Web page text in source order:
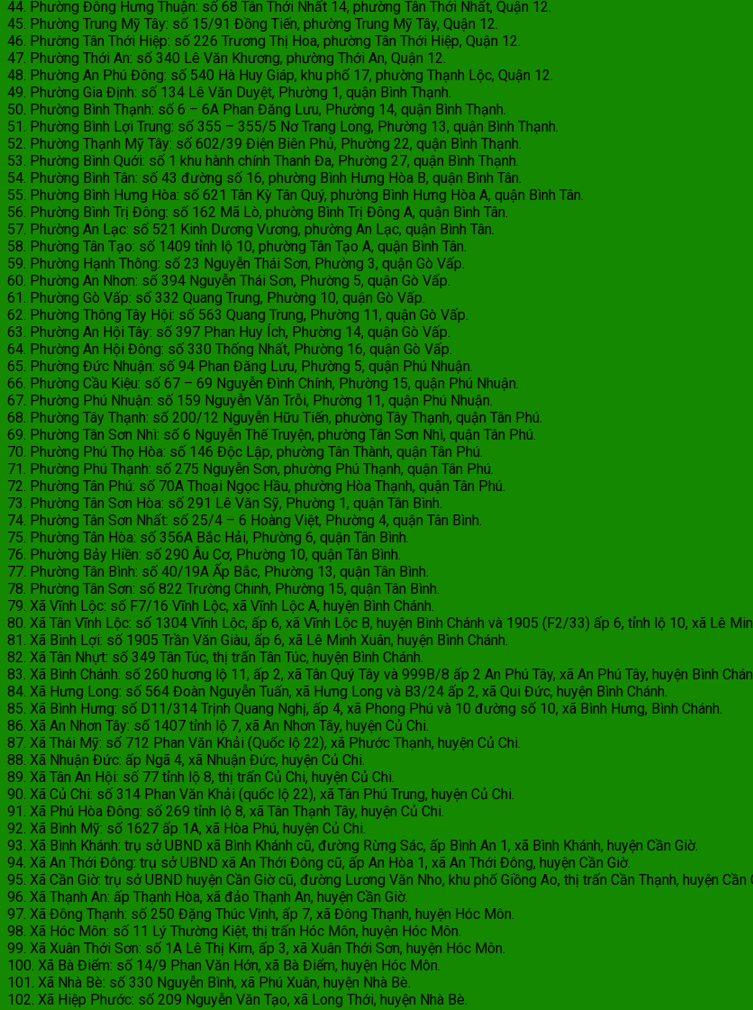
44. Phường Đông Hưng Thuận: số 68 Tân Thới Nhất 14, phường Tân Thới Nhất, Quận 12.
45. Phường Trung Mỹ Tây: số 15/91 Đồng Tiến, phường Trung Mỹ Tây, Quận 12.
46. Phường Tân Thới Hiệp: số 226 Trương Thị Hoa, phường Tân Thới Hiệp, Quận 12.
47. Phường Thới An: số 340 Lê Văn Khương, phường Thới An, Quận 12.
48. Phường An Phú Đông: số 540 Hà Huy Giáp, khu phố 17, phường Thạnh Lộc, Quận 12.
49. Phường Gia Định: số 134 Lê Văn Duyệt, Phường 1, quận Bình Thạnh.
50. Phường Bình Thạnh: số 6 – 6A Phan Đăng Lưu, Phường 14, quận Bình Thạnh.
51. Phường Bình Lợi Trung: số 355 – 355/5 Nơ Trang Long, Phường 13, quận Bình Thạnh.
52. Phường Thạnh Mỹ Tây: số 602/39 Điện Biên Phủ, Phường 22, quận Bình Thạnh.
53. Phường Bình Quới: số 1 khu hành chính Thanh Đa, Phường 27, quận Bình Thạnh.
54. Phường Bình Tân: số 43 đường số 16, phường Bình Hưng Hòa B, quận Bình Tân.
55. Phường Bình Hưng Hòa: số 621 Tân Kỳ Tân Quý, phường Bình Hưng Hòa A, quận Bình Tân.
56. Phường Bình Trị Đông: số 162 Mã Lò, phường Bình Trị Đông A, quận Bình Tân.
57. Phường An Lạc: số 521 Kinh Dương Vương, phường An Lạc, quận Bình Tân.
58. Phường Tân Tạo: số 1409 tỉnh lộ 10, phường Tân Tạo A, quận Bình Tân.
59. Phường Hạnh Thông: số 23 Nguyễn Thái Sơn, Phường 3, quận Gò Vấp.
60. Phường An Nhơn: số 394 Nguyễn Thái Sơn, Phường 5, quận Gò Vấp.
61. Phường Gò Vấp: số 332 Quang Trung, Phường 10, quận Gò Vấp.
62. Phường Thông Tây Hội: số 563 Quang Trung, Phường 11, quận Gò Vấp.
63. Phường An Hội Tây: số 397 Phan Huy Ích, Phường 14, quận Gò Vấp.
64. Phường An Hội Đông: số 330 Thống Nhất, Phường 16, quận Gò Vấp.
65. Phường Đức Nhuận: số 94 Phan Đăng Lưu, Phường 5, quận Phú Nhuận.
66. Phường Cầu Kiệu: số 67 – 69 Nguyễn Đình Chính, Phường 15, quận Phú Nhuận.
67. Phường Phú Nhuận: số 159 Nguyễn Văn Trỗi, Phường 11, quận Phú Nhuận.
68. Phường Tây Thạnh: số 200/12 Nguyễn Hữu Tiến, phường Tây Thạnh, quận Tân Phú.
69. Phường Tân Sơn Nhì: số 6 Nguyễn Thế Truyện, phường Tân Sơn Nhì, quận Tân Phú.
70. Phường Phú Thọ Hòa: số 146 Độc Lập, phường Tân Thành, quận Tân Phú.
71. Phường Phú Thạnh: số 275 Nguyễn Sơn, phường Phú Thạnh, quận Tân Phú.
72. Phường Tân Phú: số 70A Thoại Ngọc Hầu, phường Hòa Thạnh, quận Tân Phú.
73. Phường Tân Sơn Hòa: số 291 Lê Văn Sỹ, Phường 1, quận Tân Bình.
74. Phường Tân Sơn Nhất: số 25/4 – 6 Hoàng Việt, Phường 4, quận Tân Bình.
75. Phường Tân Hòa: số 356A Bắc Hải, Phường 6, quận Tân Bình.
76. Phường Bảy Hiền: số 290 Âu Cơ, Phường 10, quận Tân Bình.
77. Phường Tân Bình: số 40/19A Ấp Bắc, Phường 13, quận Tân Bình.
78. Phường Tân Sơn: số 822 Trường Chinh, Phường 15, quận Tân Bình.
79. Xã Vĩnh Lộc: số F7/16 Vĩnh Lộc, xã Vĩnh Lộc A, huyện Bình Chánh.
80. Xã Tân Vĩnh Lộc: số 1304 Vĩnh Lộc, ấp 6, xã Vĩnh Lộc B, huyện Bình Chánh và 1905 (F2/33) ấp 6, tỉnh lộ 10, xã Lê
81. Xã Bình Lợi: số 1905 Trần Văn Giàu, ấp 6, xã Lê Minh Xuân, huyện Bình Chánh.
82. Xã Tân Nhựt: số 349 Tân Túc, thị trấn Tân Túc, huyện Bình Chánh.
83. Xã Bình Chánh: số 260 hương lộ 11, ấp 2, xã Tân Quý Tây và 999B/8 ấp 2 An Phú Tây, xã An Phú Tây, huyện Bình
84. Xã Hưng Long: số 564 Đoàn Nguyễn Tuấn, xã Hưng Long và B3/24 ấp 2, xã Qui Đức, huyện Bình Chánh.
85. Xã Bình Hưng: số D11/314 Trịnh Quang Nghị, ấp 4, xã Phong Phú và 10 đường số 10, xã Bình Hưng, Bình Chánh.
86. Xã An Nhơn Tây: số 1407 tỉnh lộ 7, xã An Nhơn Tây, huyện Củ Chi.
87. Xã Thái Mỹ: số 712 Phan Văn Khải (Quốc lộ 22), xã Phước Thạnh, huyện Củ Chi.
88. Xã Nhuận Đức: ấp Ngã 4, xã Nhuận Đức, huyện Củ Chi.
89. Xã Tân An Hội: số 77 tỉnh lộ 8, thị trấn Củ Chi, huyện Củ Chi.
90. Xã Củ Chi: số 314 Phan Văn Khải (quốc lộ 22), xã Tân Phú Trung, huyện Củ Chi.
91. Xã Phú Hòa Đông: số 269 tỉnh lộ 8, xã Tân Thạnh Tây, huyện Củ Chi.
92. Xã Bình Mỹ: số 1627 ấp 1A, xã Hòa Phú, huyện Củ Chi.
93. Xã Bình Khánh: trụ sở UBND xã Bình Khánh cũ, đường Rừng Sác, ấp Bình An 1, xã Bình Khánh, huyện Cần Giờ.
94. Xã An Thới Đông: trụ sở UBND xã An Thới Đông cũ, ấp An Hòa 1, xã An Thới Đông, huyện Cần Giờ.
95. Xã Cần Giờ: trụ sở UBND huyện Cần Giờ cũ, đường Lương Văn Nho, khu phố Giồng Ao, thị trấn Cần Thạnh, huyện Cần
96. Xã Thạnh An: ấp Thạnh Hòa, xã đảo Thạnh An, huyện Cần Giờ.
97. Xã Đông Thạnh: số 250 Đặng Thúc Vịnh, ấp 7, xã Đông Thạnh, huyện Hóc Môn.
98. Xã Hóc Môn: số 11 Lý Thường Kiệt, thị trấn Hóc Môn, huyện Hóc Môn.
99. Xã Xuân Thới Sơn: số 1A Lê Thị Kim, ấp 3, xã Xuân Thới Sơn, huyện Hóc Môn.
100. Xã Bà Điểm: số 14/9 Phan Văn Hớn, xã Bà Điểm, huyện Hóc Môn.
101. Xã Nhà Bè: số 330 Nguyễn Bình, xã Phú Xuân, huyện Nhà Bè.
102. Xã Hiệp Phước: số 209 Nguyễn Văn Tạo, xã Long Thới, huyện Nhà Bè.